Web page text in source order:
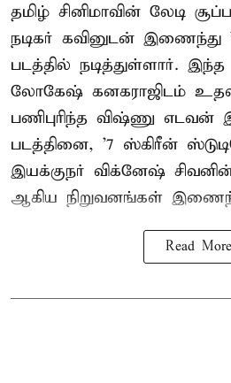
தமிழ் சினிமாவின் லேடி
நடிகர் கவினுடன்
படத்தில் நடித்துள்ளார்.
லோகேஷ் கனகராஜிடம்
பணிபுரிந்த விஷ்ணு எடவன்
படத்தினை, '7 ஸ்கிரீன்
இயக்குநர் விக்னேஷ்
ஆகிய நிறுவனங்கள்
Read More